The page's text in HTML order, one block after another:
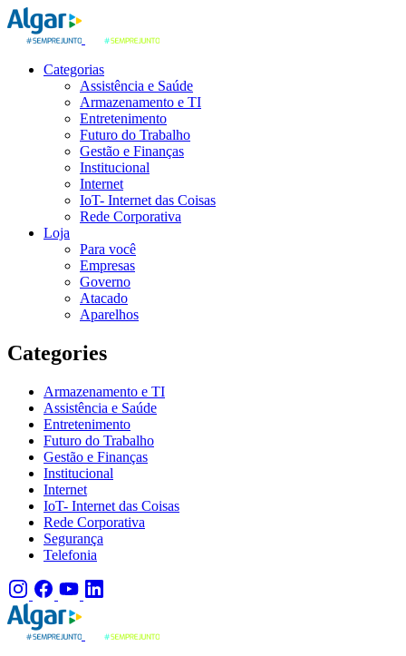
Categorias
Assistência e Saúde
Armazenamento e TI
Entretenimento
Futuro do Trabalho
Gestão e Finanças
Institucional
Internet
IoT- Internet das Coisas
Rede Corporativa
Loja
Para você
Empresas
Governo
Atacado
Aparelhos
Categories
Armazenamento e TI
Assistência e Saúde
Entretenimento
Futuro do Trabalho
Gestão e Finanças
Institucional
Internet
IoT- Internet das Coisas
Rede Corporativa
Segurança
Telefonia